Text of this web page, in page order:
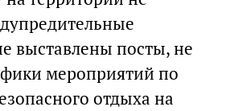
выставлены посты, не
мероприятий по
отдыха на